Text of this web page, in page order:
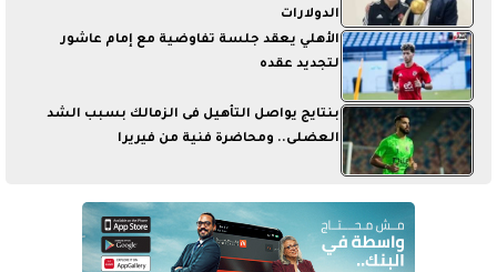
الدولارات
الأهلي يعقد جلسة تفاوضية مع إمام عاشور
لتجديد عقده
بنتايج يواصل التأهيل فى الزمالك بسبب الشد
العضلى.. ومحاضرة فنية من فيريرا